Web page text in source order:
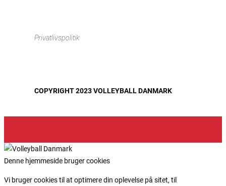
Privatlivspolitik
COPYRIGHT 2023 VOLLEYBALL DANMARK
Denne hjemmeside bruger cookies
Vi bruger cookies til at optimere din oplevelse på sitet, til